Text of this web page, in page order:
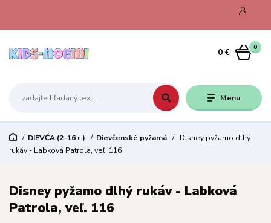
Menu
0
0 €
DIEVČA (2-16 r.) Dievčenské pyžamá
Disney pyžamo dlhý
rukáv - Labková Patrola, veľ. 116
Disney pyžamo dlhý rukáv - Labková
Patrola, veľ. 116